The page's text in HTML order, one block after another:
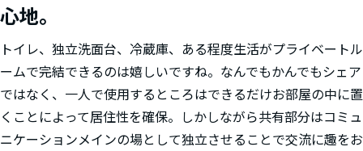
心地。
トイレ、独立洗面台、冷蔵庫、ある程度生活がプライベートル
ームで完結できるのは嬉しいですね。なんでもかんでもシェア
ではなく、一人で使用するところはできるだけお部屋の中に置
くことによって居住性を確保。しかしながら共有部分はコミュ
ニケーションメインの場として独立させることで交流に趣をお